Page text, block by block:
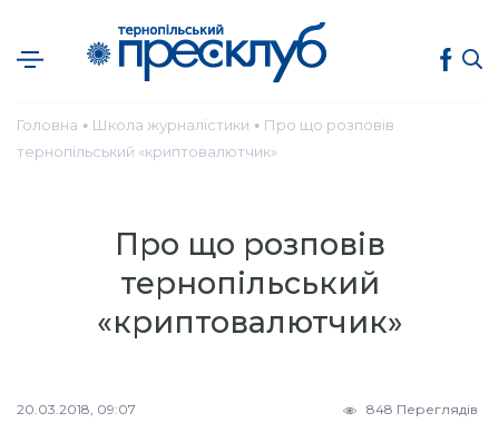
Головна ● Школа журналістики ● Про що розповів
тернопільський «криптовалютчик»
Про що розповів
тернопільський
«криптовалютчик»
20.03.2018, 09:07 848 Переглядів